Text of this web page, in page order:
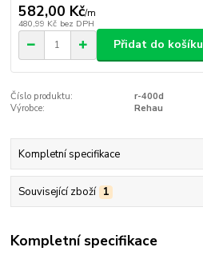
582,00 Kč/m
480,99 Kč bez DPH
Přidat do košíku
Číslo produktu:
r-400d
Výrobce:
Rehau
Kompletní specifikace
Související zboží 1
Kompletní specifikace